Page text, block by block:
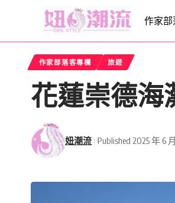
作家部
作家部落客專欄 旅遊
花蓮崇德海
妞潮流 Published 2025 年 6